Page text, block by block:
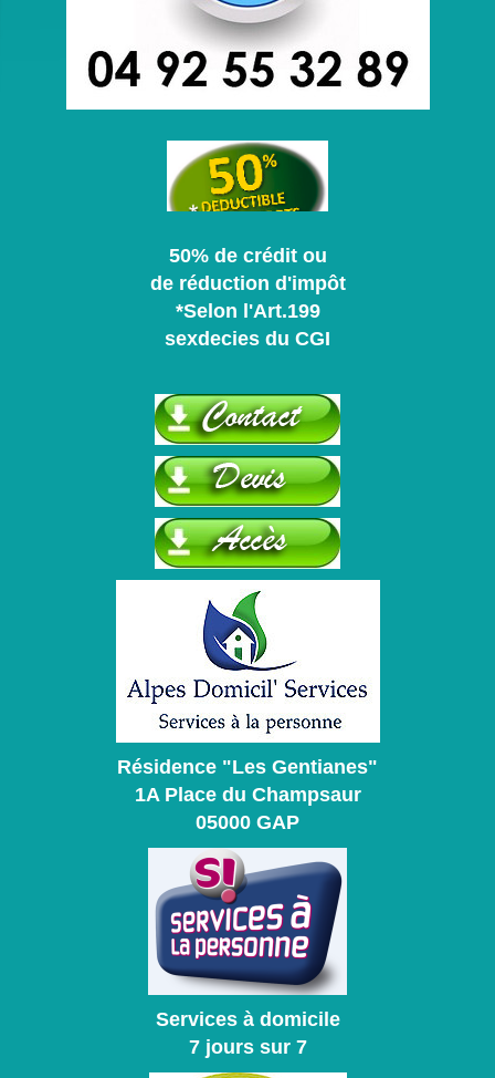
50% de crédit ou
de réduction d'impôt
*Selon l'Art.199
sexdecies du CGI
Résidence "Les Gentianes"
1A Place du Champsaur
05000 GAP
Services à domicile
7 jours sur 7